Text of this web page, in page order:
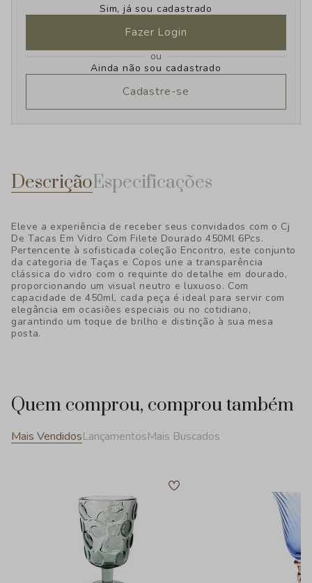
Sim, já sou cadastrado
Fazer Login
ou
Ainda não sou cadastrado
Cadastre-se
DescriçãoEspecificações
Eleve a experiência de receber seus convidados com o Cj
De Tacas Em Vidro Com Filete Dourado 450Ml 6Pcs.
Pertencente à sofisticada coleção Encontro, este conjunto
da categoria de Taças e Copos une a transparência
clássica do vidro com o requinte do detalhe em dourado,
proporcionando um visual neutro e luxuoso. Com
capacidade de 450ml, cada peça é ideal para servir com
elegância em ocasiões especiais ou no cotidiano,
garantindo um toque de brilho e distinção à sua mesa
posta.
Quem comprou, comprou também
Mais VendidosLançamentosMais Buscados